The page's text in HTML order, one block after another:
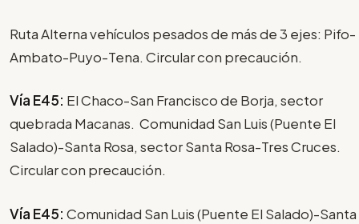
Ruta Alterna vehículos pesados de más de 3 ejes: Pifo-
Ambato-Puyo-Tena. Circular con precaución.
Vía E45: El Chaco-San Francisco de Borja, sector
quebrada Macanas. Comunidad San Luis (Puente El
Salado)-Santa Rosa, sector Santa Rosa-Tres Cruces.
Circular con precaución.
Vía E45: Comunidad San Luis (Puente El Salado)-Santa